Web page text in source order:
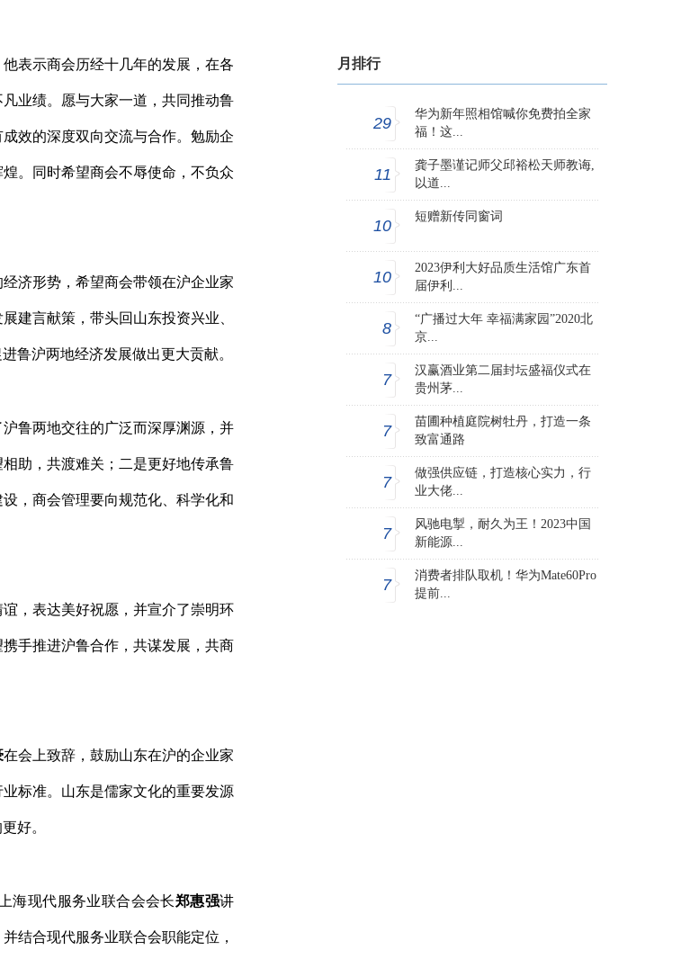
表示商会历经十几年的发展，在各
业绩。愿与大家一道，共同推动鲁
效的深度双向交流与合作。勉励企
。同时希望商会不辱使命，不负众
济形势，希望商会带领在沪企业家
建言献策，带头回山东投资兴业、
鲁沪两地经济发展做出更大贡献。
沪鲁两地交往的广泛而深厚渊源，并
助，共渡难关；二是更好地传承鲁
，商会管理要向规范化、科学化和
，表达美好祝愿，并宣介了崇明环
手推进沪鲁合作，共谋发展，共商
在会上致辞，鼓励山东在沪的企业家
标准。山东是儒家文化的重要发源
好。
海现代服务业联合会会长郑惠强讲
结合现代服务业联合会职能定位，
月排行
29
华为新年照相馆喊你免费拍全家
福！这...
11
龚子墨谨记师父邱裕松天师教诲,
以道...
10
短赠新传同窗词
10
2023伊利大好品质生活馆广东首
届伊利...
8
“广播过大年 幸福满家园”2020北
京...
7
汉赢酒业第二届封坛盛福仪式在
贵州茅...
7
苗圃种植庭院树牡丹，打造一条
致富通路
7
做强供应链，打造核心实力，行
业大佬...
7
风驰电掣，耐久为王！2023中国
新能源...
7
消费者排队取机！华为Mate60Pro
提前...